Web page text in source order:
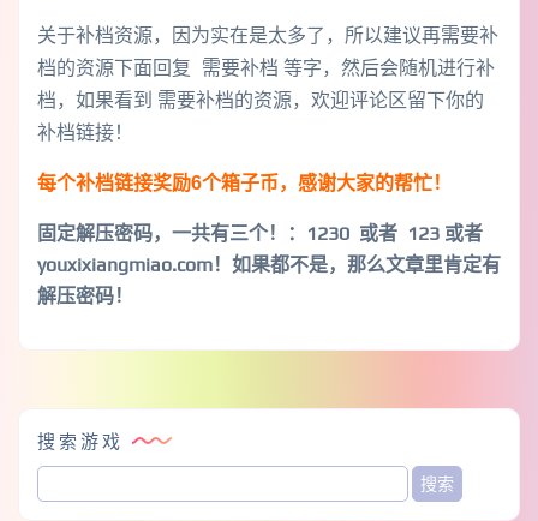
关于补档资源，因为实在是太多了，所以建议再需要补
档的资源下面回复 需要补档 等字，然后会随机进行补
档，如果看到 需要补档的资源，欢迎评论区留下你的
补档链接！
每个补档链接奖励6个箱子币，感谢大家的帮忙！
固定解压密码，一共有三个！
：1230 或者 123 或者
youxixiangmiao.com！如果都不是，那么文章里肯定有
解压密码！
搜索游戏